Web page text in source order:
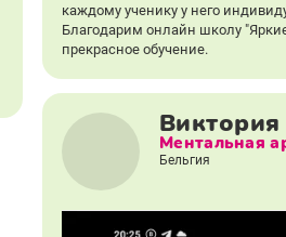
каждому ученику у него
Благодарим онлайн школу
прекрасное обучение.
Виктория
Ментальная
Бельгия